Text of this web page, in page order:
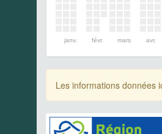
janv. févr. mars avr.
Les informations données